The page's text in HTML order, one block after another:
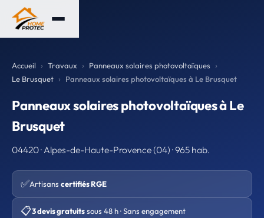
Accueil Travaux
Panneaux solaires photovoltaïques
Le Brusquet
Panneaux solaires photovoltaïques à Le Brusquet
Panneaux solaires photovoltaïques à Le
Brusquet
04420 · Alpes-de-Haute-Provence (04) · 965 hab.
✅Artisans certifiés RGE
📋3 devis gratuitssous 48 h · Sans engagement